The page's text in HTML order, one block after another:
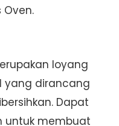
Oven.
loyang
yang dirancang
Dapat
untuk membuat